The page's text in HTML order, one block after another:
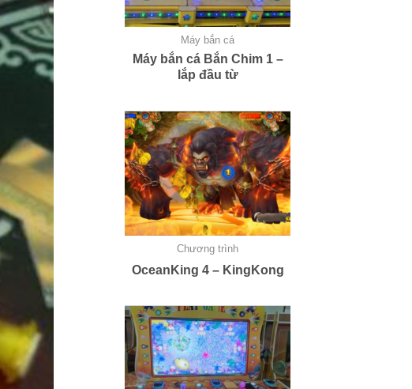
Máy bắn cá
Máy bắn cá Bắn Chim 1 –
lắp đầu từ
Chương trình
OceanKing 4 – KingKong